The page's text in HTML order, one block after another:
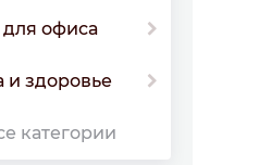
офиса
и здоровье
категории